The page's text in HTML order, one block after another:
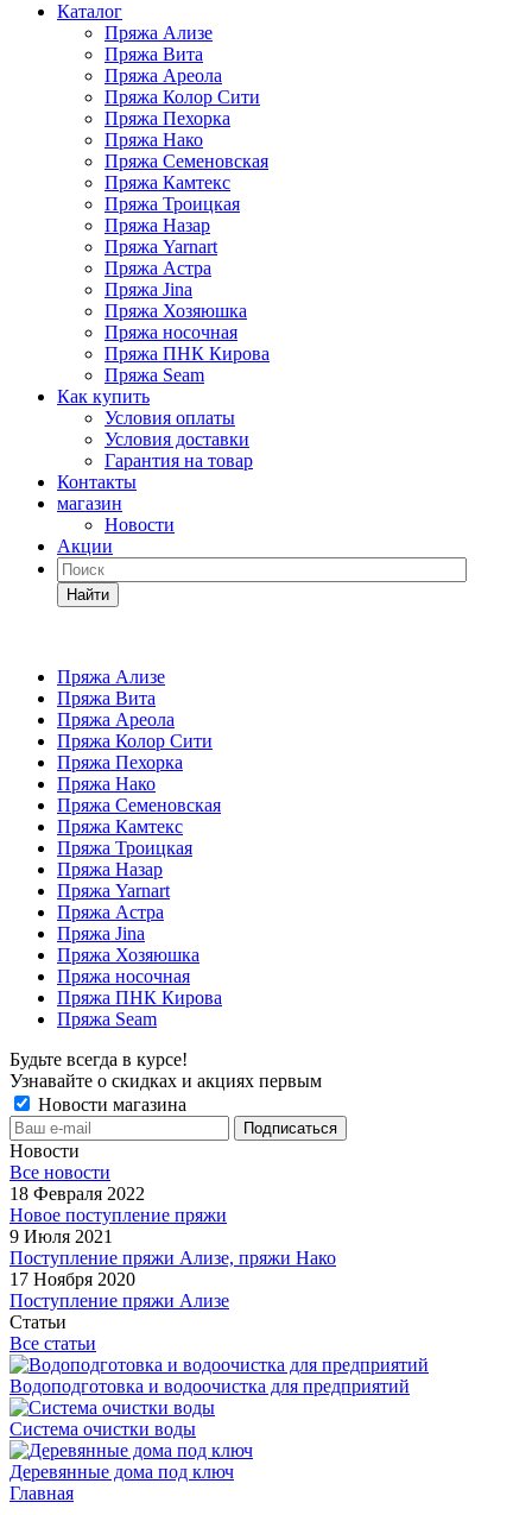
Каталог
Пряжа Ализе
Пряжа Вита
Пряжа Ареола
Пряжа Колор Сити
Пряжа Пехорка
Пряжа Нако
Пряжа Семеновская
Пряжа Камтекс
Пряжа Троицкая
Пряжа Назар
Пряжа Yarnart
Пряжа Астра
Пряжа Jina
Пряжа Хозяюшка
Пряжа носочная
Пряжа ПНК Кирова
Пряжа Seam
Как купить
Условия оплаты
Условия доставки
Гарантия на товар
Контакты
магазин
Новости
Акции
Найти
Пряжа Ализе
Пряжа Вита
Пряжа Ареола
Пряжа Колор Сити
Пряжа Пехорка
Пряжа Нако
Пряжа Семеновская
Пряжа Камтекс
Пряжа Троицкая
Пряжа Назар
Пряжа Yarnart
Пряжа Астра
Пряжа Jina
Пряжа Хозяюшка
Пряжа носочная
Пряжа ПНК Кирова
Пряжа Seam
Будьте всегда в курсе!
Узнавайте о скидках и акциях первым
Новости магазина
Новости
Все новости
18 Февраля 2022
Новое поступление пряжи
9 Июля 2021
Поступление пряжи Ализе, пряжи Нако
17 Ноября 2020
Поступление пряжи Ализе
Статьи
Все статьи
Водоподготовка и водоочистка для предприятий
Система очистки воды
Деревянные дома под ключ
Главная